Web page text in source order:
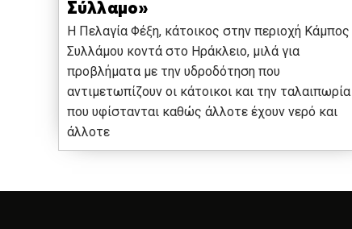
Σύλλαμο»
Η Πελαγία Φέξη, κάτοικος στην περιοχή Κάμπος
Συλλάμου κοντά στο Ηράκλειο, μιλά για
προβλήματα με την υδροδότηση που
αντιμετωπίζουν οι κάτοικοι και την ταλαιπωρία
που υφίστανται καθώς άλλοτε έχουν νερό και
άλλοτε